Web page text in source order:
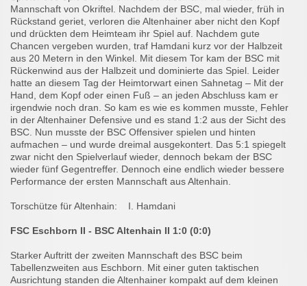
Mannschaft von Okriftel. Nachdem der BSC, mal wieder, früh in
Rückstand geriet, verloren die Altenhainer aber nicht den Kopf
und drückten dem Heimteam ihr Spiel auf. Nachdem gute
Chancen vergeben wurden, traf Hamdani kurz vor der Halbzeit
aus 20 Metern in den Winkel. Mit diesem Tor kam der BSC mit
Rückenwind aus der Halbzeit und dominierte das Spiel. Leider
hatte an diesem Tag der Heimtorwart einen Sahnetag – Mit der
Hand, dem Kopf oder einen Fuß – an jeden Abschluss kam er
irgendwie noch dran. So kam es wie es kommen musste, Fehler
in der Altenhainer Defensive und es stand 1:2 aus der Sicht des
BSC. Nun musste der BSC Offensiver spielen und hinten
aufmachen – und wurde dreimal ausgekontert. Das 5:1 spiegelt
zwar nicht den Spielverlauf wieder, dennoch bekam der BSC
wieder fünf Gegentreffer. Dennoch eine endlich wieder bessere
Performance der ersten Mannschaft aus Altenhain.
Torschütze für Altenhain: I. Hamdani
FSC Eschborn II - BSC Altenhain II 1:0 (0:0)
Starker Auftritt der zweiten Mannschaft des BSC beim
Tabellenzweiten aus Eschborn. Mit einer guten taktischen
Ausrichtung standen die Altenhainer kompakt auf dem kleinen